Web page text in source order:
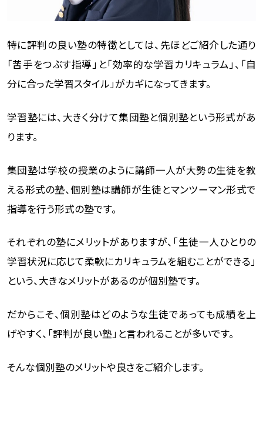
特に評判の良い塾の特徴としては、先ほどご紹介した通り
「苦手をつぶす指導」と「効率的な学習カリキュラム」、「自
分に合った学習スタイル」がカギになってきます。
学習塾には、大きく分けて集団塾と個別塾という形式があ
ります。
集団塾は学校の授業のように講師一人が大勢の生徒を教
える形式の塾、個別塾は講師が生徒とマンツーマン形式で
指導を行う形式の塾です。
それぞれの塾にメリットがありますが、「生徒一人ひとりの
学習状況に応じて柔軟にカリキュラムを組むことができる」
という、大きなメリットがあるのが個別塾です。
だからこそ、個別塾はどのような生徒であっても成績を上
げやすく、「評判が良い塾」と言われることが多いです。
そんな個別塾のメリットや良さをご紹介します。